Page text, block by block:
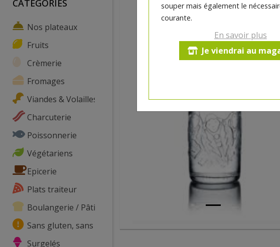
CATEGORIES
Nos plateaux
Fruits
Crèmerie
Fromages
Viandes & Volailles
Charcuterie
Poissonnerie
Végétariens
Epicerie
Plats traiteur
Boulangerie / Pâtisserie
Sans gluten, sans lactose, ...
Surgelés
souper mais également le
courante.
En savoir plus
Je viendrai au